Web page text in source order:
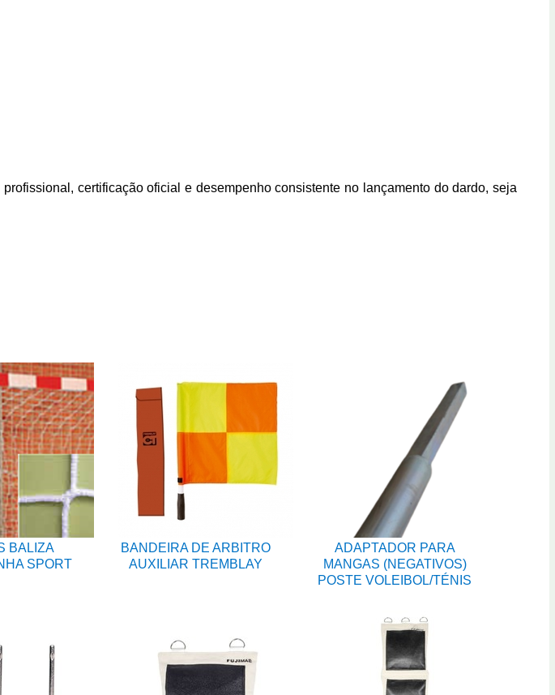
certificação oficial e desempenho consistente no lançamento do dardo, seja
BALIZA
SPORT
BANDEIRA DE ARBITRO
AUXILIAR TREMBLAY
ADAPTADOR PARA
MANGAS (NEGATIVOS)
POSTE VOLEIBOL/TÉNIS